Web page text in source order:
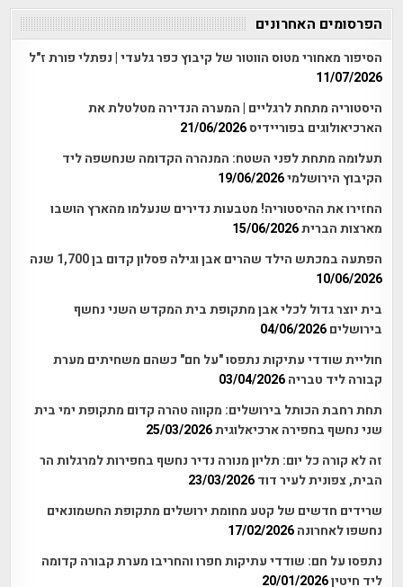
הפרסומים האחרונים
הסיפור מאחורי מטוס הווטור של קיבוץ כפר גלעדי | נפתלי פורת ז"ל
11/07/2026
היסטוריה מתחת לרגליים | המערה הנדירה מטלטלת את
הארכיאולוגים בפוריידיס21/06/2026
תעלומה מתחת לפני השטח: המנהרה הקדומה שנחשפה ליד
הקיבוץ הירושלמי19/06/2026
החזירו את ההיסטוריה! מטבעות נדירים שנעלמו מהארץ הושבו
מארצות הברית15/06/2026
הפתעה במכתש הילד שהרים אבן וגילה פסלון קדום בן 1,700 שנה
10/06/2026
בית יוצר גדול לכלי אבן מתקופת בית המקדש השני נחשף
בירושלים 04/06/2026
חוליית שודדי עתיקות נתפסו "על חם" כשהם משחיתים מערת
קבורה ליד טבריה 03/04/2026
תחת רחבת הכותל בירושלים: מקווה טהרה קדום מתקופת ימי בית
שני נחשף בחפירה ארכיאלוגית25/03/2026
זה לא קורה כל יום: תליון מנורה נדיר נחשף בחפירות למרגלות הר
הבית, צפונית לעיר דוד 23/03/2026
שרידים חדשים של קטע מחומת ירושלים מתקופת החשמונאים
נחשפו לאחרונה 17/02/2026
נתפסו על חם: שודדי עתיקות חפרו והחריבו מערת קבורה קדומה
ליד חיטין20/01/2026